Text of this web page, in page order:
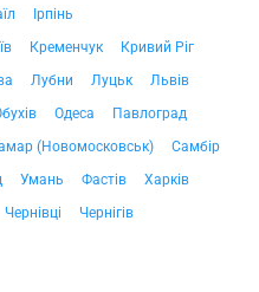
Ірпінь
Кременчук
Кривий Ріг
Лубни Луцьк
Львів
Одеса
Павлоград
(Новомосковськ)
Самбір
Умань Фастів
Харків
Чернівці
Чернігів